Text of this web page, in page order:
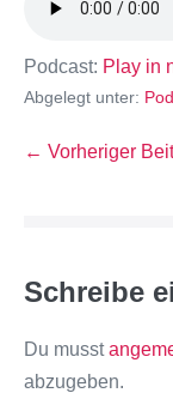
Podcast: Play in
Abgelegt unter:
← Vorheriger
Schreibe
Du musst
abzugeben.